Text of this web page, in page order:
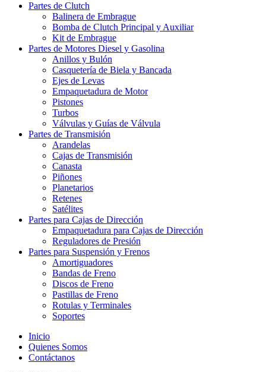
Partes de Clutch
Balinera de Embrague
Bomba de Clutch Principal y Auxiliar
Kit de Embrague
Partes de Motores Diesel y Gasolina
Anillos y Bulón
Casquetería de Biela y Bancada
Ejes de Levas
Empaquetadura de Motor
Pistones
Turbos
Válvulas y Guías de Válvula
Partes de Transmisión
Arandelas
Cajas de Transmisión
Canasta
Piñones
Planetarios
Retenes
Satélites
Partes para Cajas de Dirección
Empaquetadura para Cajas de Dirección
Reguladores de Presión
Partes para Suspensión y Frenos
Amortiguadores
Bandas de Freno
Discos de Freno
Pastillas de Freno
Rotulas y Terminales
Soportes
Inicio
Quienes Somos
Contáctanos